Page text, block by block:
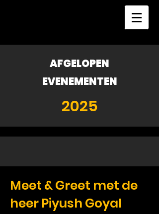
AFGELOPEN
EVENEMENTEN
2025
Meet & Greet met de
heer Piyush Goyal